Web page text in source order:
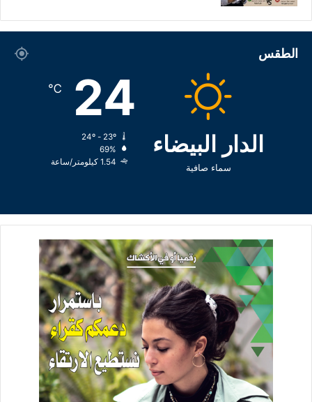
الطقس
الدار البيضاء
سماء صافية
24
℃
69%
1.54 كيلومتر/ساعة